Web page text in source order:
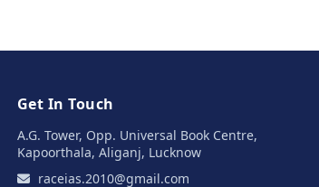
Get In Touch
A.G. Tower, Opp. Universal Book Centre,
Kapoorthala, Aliganj, Lucknow
raceias.2010@gmail.com